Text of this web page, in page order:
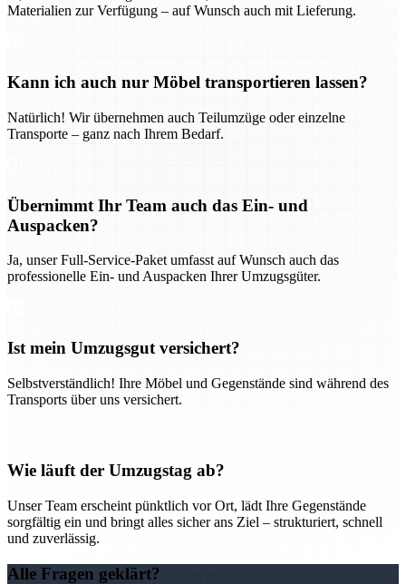
Materialien zur Verfügung – auf Wunsch auch mit Lieferung.
Kann ich auch nur Möbel transportieren lassen?
Natürlich! Wir übernehmen auch Teilumzüge oder einzelne
Transporte – ganz nach Ihrem Bedarf.
Übernimmt Ihr Team auch das Ein- und
Auspacken?
Ja, unser Full-Service-Paket umfasst auf Wunsch auch das
professionelle Ein- und Auspacken Ihrer Umzugsgüter.
Ist mein Umzugsgut versichert?
Selbstverständlich! Ihre Möbel und Gegenstände sind während des
Transports über uns versichert.
Wie läuft der Umzugstag ab?
Unser Team erscheint pünktlich vor Ort, lädt Ihre Gegenstände
sorgfältig ein und bringt alles sicher ans Ziel – strukturiert, schnell
und zuverlässig.
Alle Fragen geklärt?